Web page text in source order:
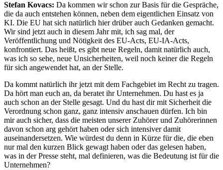
Stefan Kovacs: Da kommen wir schon zur Basis für die Gespräche,
die da auch entstehen können, neben dem eigentlichen Einsatz von
KI. Die EU hat sich natürlich hier drüber auch Gedanken gemacht.
Wir sind jetzt auch in diesem Jahr mit, ich sag mal, der
Veröffentlichung und Nötigkeit des EU-Acts, EU-IA-Acts,
konfrontiert. Das heißt, es gibt neue Regeln, damit natürlich auch,
was ich so sehe, neue Unsicherheiten, weil noch keiner die Regeln
für sich angewendet hat, an der Stelle.
Da kommt natürlich ihr jetzt mit dem Fachgebiet im Recht zu tragen.
Da hört man euch an, da beratet ihr Unternehmen. Du hast es ja
auch schon an der Stelle gesagt. Und du hast dir mit Sicherheit die
Verordnung schon ganz, ganz intensiv anschauen dürfen. Ich bin
mir auch sicher, dass die meisten unserer Zuhörer und Zuhörerinnen
davon schon arg gehört haben oder sich intensiver damit
auseinandersetzen. Wie würdest du denn in Kürze für die, die eben
nur mal den kurzen Blick gewagt haben oder das gelesen haben,
was in der Presse steht, mal definieren, was die Bedeutung ist für die
Unternehmen?